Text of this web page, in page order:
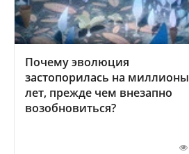
Почему эволюция
застопорилась на миллионы
лет, прежде чем внезапно
возобновиться?